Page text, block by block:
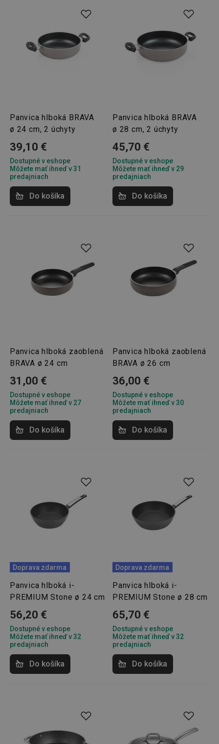
Panvica hlboká BRAVA
ø 24 cm, 2 úchyty
39,10 €
Dostupné v eshope
Môžete mať ihneď v 31
predajniach
Do košíka
Panvica hlboká BRAVA
ø 28 cm, 2 úchyty
45,70 €
Dostupné v eshope
Môžete mať ihneď v 29
predajniach
Do košíka
Panvica hlboká zaoblená
BRAVA ø 24 cm
31,00 €
Dostupné v eshope
Môžete mať ihneď v 27
predajniach
Do košíka
Panvica hlboká zaoblená
BRAVA ø 26 cm
36,00 €
Dostupné v eshope
Môžete mať ihneď v 30
predajniach
Do košíka
Doprava zdarma
Panvica hlboká i-
PREMIUM Stone ø 24 cm
56,20 €
Dostupné v eshope
Môžete mať ihneď v 32
predajniach
Do košíka
Doprava zdarma
Panvica hlboká i-
PREMIUM Stone ø 28 cm
65,70 €
Dostupné v eshope
Môžete mať ihneď v 32
predajniach
Do košíka